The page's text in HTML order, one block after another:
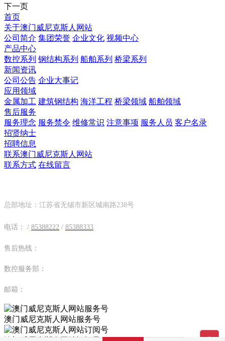
下一页
首页
关于澳门威尼克斯人网站
公司简介 集团荣誉 企业文化 视频中心
产品中心
数控系列 钢结构系列 船舶系列 桥梁系列
新闻资讯
公司公告 企业大事记
应用领域
金属加工 建筑钢结构 海洋工程 桥梁领域 船舶领域
售后服务
服务理念 服务禁令 维修常识 注意事项 服务人员 客户名录
招贤纳士
招聘信息
联系澳门威尼克斯人网站
联系方式 在线留言
总部地址：江苏省无锡市新区城南路238号
电话： / 85388222 / 85388333
售后热线：
数控服务部：
邮箱：
澳门威尼克斯人网站服务号